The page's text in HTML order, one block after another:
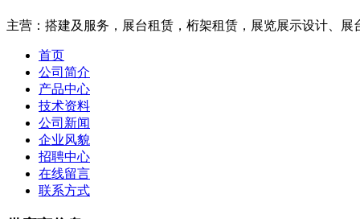
主营：搭建及服务，展台租赁，桁架租赁，展览展示设计、展
首页
公司简介
产品中心
技术资料
公司新闻
企业风貌
招聘中心
在线留言
联系方式